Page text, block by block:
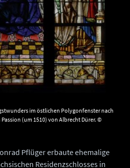
im östlichen Polygonfenster nach
(um 1510) von Albrecht Dürer. ©
Pflüger erbaute ehemalige
Residenzschlosses in